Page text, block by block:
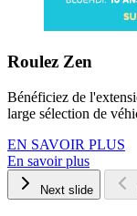
Roulez Zen
Bénéficiez de
large sélection de
EN SAVOIR PLUS
En savoir plus
Next slide